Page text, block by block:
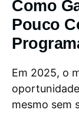
Como
Pouco
Em 2025, o
mesmo sem